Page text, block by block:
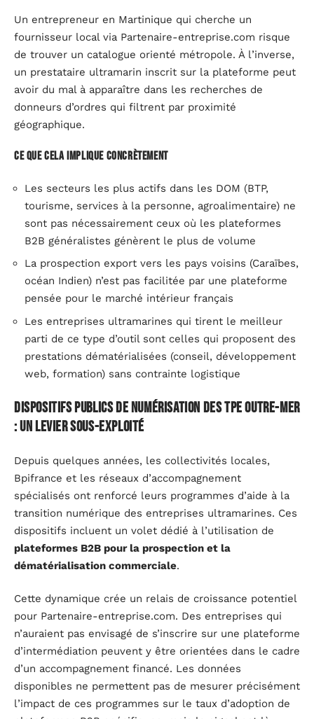
Un entrepreneur en Martinique qui cherche un
fournisseur local via Partenaire-entreprise.com risque
de trouver un catalogue orienté métropole. À l’inverse,
un prestataire ultramarin inscrit sur la plateforme peut
avoir du mal à apparaître dans les recherches de
donneurs d’ordres qui filtrent par proximité
géographique.
Ce que cela implique concrètement
Les secteurs les plus actifs dans les DOM (BTP,
tourisme, services à la personne, agroalimentaire) ne
sont pas nécessairement ceux où les plateformes
B2B généralistes génèrent le plus de volume
La prospection export vers les pays voisins (Caraïbes,
océan Indien) n’est pas facilitée par une plateforme
pensée pour le marché intérieur français
Les entreprises ultramarines qui tirent le meilleur
parti de ce type d’outil sont celles qui proposent des
prestations dématérialisées (conseil, développement
web, formation) sans contrainte logistique
Dispositifs publics de numérisation des TPE outre-mer
: un levier sous-exploité
Depuis quelques années, les collectivités locales,
Bpifrance et les réseaux d’accompagnement
spécialisés ont renforcé leurs programmes d’aide à la
transition numérique des entreprises ultramarines. Ces
dispositifs incluent un volet dédié à l’utilisation de
plateformes B2B pour la prospection et la
dématérialisation commerciale.
Cette dynamique crée un relais de croissance potentiel
pour Partenaire-entreprise.com. Des entreprises qui
n’auraient pas envisagé de s’inscrire sur une plateforme
d’intermédiation peuvent y être orientées dans le cadre
d’un accompagnement financé. Les données
disponibles ne permettent pas de mesurer précisément
l’impact de ces programmes sur le taux d’adoption de